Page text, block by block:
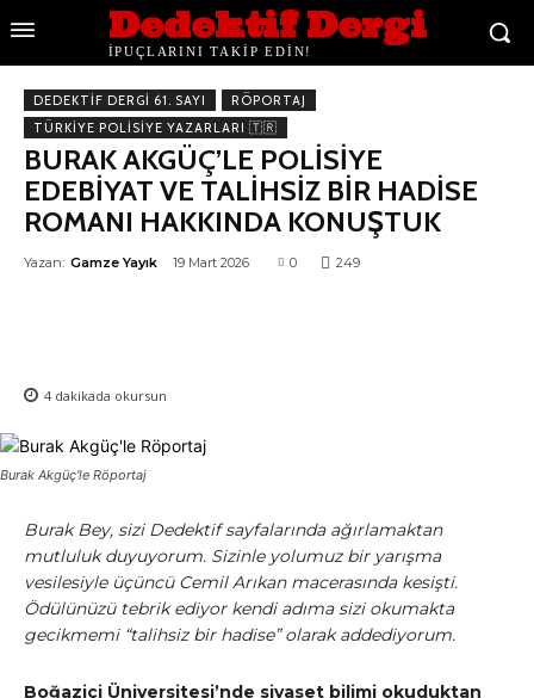
Dedektif Dergi
İPUÇLARINI TAKİP EDİN!
DEDEKTIF DERGI 61. SAYI
RÖPORTAJ
TÜRKIYE POLISIYE YAZARLARI 🇹🇷
BURAK AKGÜÇ’LE POLİSİYE
EDEBİYAT VE TALİHSİZ BİR HADİSE
ROMANI HAKKINDA KONUŞTUK
Yazan: Gamze Yayık 19 Mart 2026 0 249
4 dakikada okursun
Burak Akgüç'le Röportaj
Burak Bey, sizi Dedektif sayfalarında ağırlamaktan
mutluluk duyuyorum. Sizinle yolumuz bir yarışma
vesilesiyle üçüncü Cemil Arıkan macerasında kesişti.
Ödülünüzü tebrik ediyor kendi adıma sizi okumakta
gecikmemi “talihsiz bir hadise” olarak addediyorum.
Boğaziçi Üniversitesi’nde siyaset bilimi okuduktan